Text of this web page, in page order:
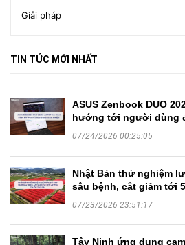
Giải pháp
TIN TỨC MỚI NHẤT
ASUS Zenbook DUO
hướng tới người dùng
07/24/2026 00:25:05
Nhật Bản thử nghiệm
sâu bệnh, cắt giảm tới
07/23/2026 23:51:17
Tây Ninh ứng dụng